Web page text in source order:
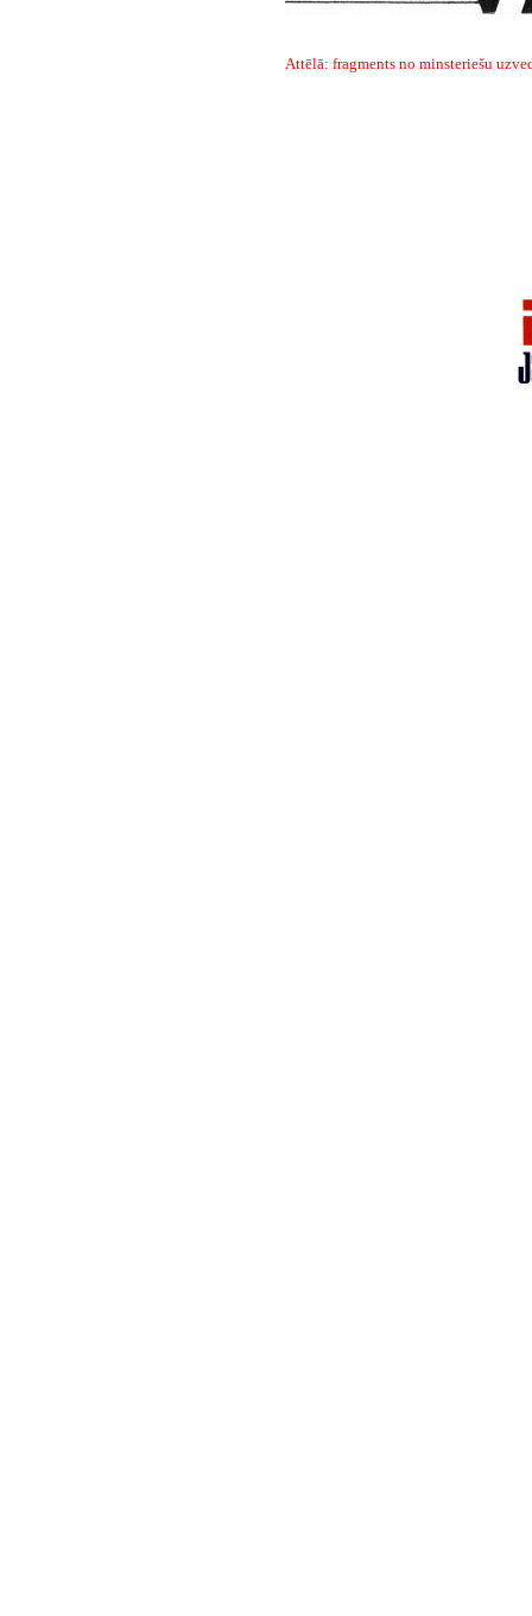
Attēlā: fragments no minsteriešu